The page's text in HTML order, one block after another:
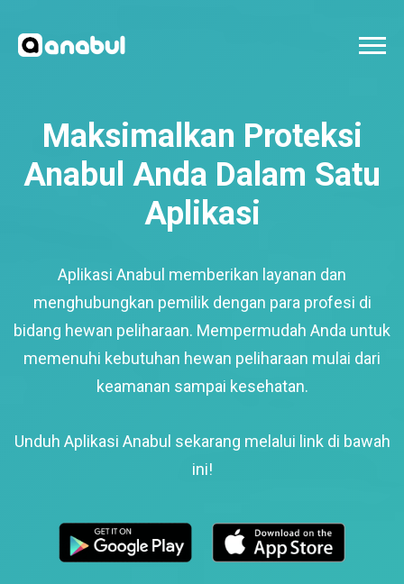
Maksimalkan Proteksi
Anabul Anda Dalam Satu
Aplikasi
Aplikasi Anabul memberikan layanan dan
menghubungkan pemilik dengan para profesi di
bidang hewan peliharaan. Mempermudah Anda untuk
memenuhi kebutuhan hewan peliharaan mulai dari
keamanan sampai kesehatan.
Unduh Aplikasi Anabul sekarang melalui link di bawah
ini!